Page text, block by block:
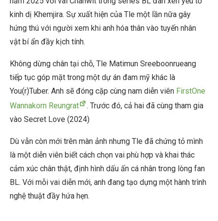
kinh dị Khemjira. Sự xuất hiện của Tle một lần nữa gây
hứng thú với người xem khi anh hóa thân vào tuyến nhân
vật bí ẩn đầy kịch tính.
Không dừng chân tại chỗ, Tle Matimun Sreeboonrueang
tiếp tục góp mặt trong một dự án đam mỹ khác là
You(r)Tuber. Anh sẽ đóng cặp cùng nam diễn viên FirstOne
Wannakorn Reungrat
. Trước đó, cả hai đã cùng tham gia
vào Secret Love (2024)
Dù vẫn còn mới trên màn ảnh nhưng Tle đã chứng tỏ mình
là một diễn viên biết cách chọn vai phù hợp và khai thác
cảm xúc chân thật, định hình dấu ấn cá nhân trong lòng fan
BL. Với mỗi vai diễn mới, anh đang tạo dựng một hành trình
nghệ thuật đầy hứa hẹn.